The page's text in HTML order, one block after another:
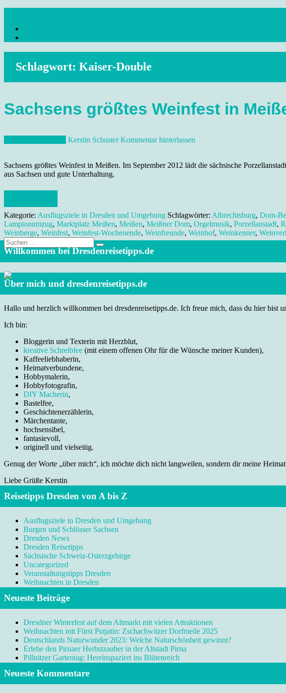
content
Reisetipps Dresden, Sehenswürdigkeiten, Ausflugsziele Sachsen, Veranstaltungen,
Schlagwort: Kaiser-Double
Sachsens größtes Weinfest in
Kerstin Schuster Kommentar hinterlassen
Sachsens größtes Weinfest in Meißen. Im September 2012 lädt die sächsische
aus Sachsen und gute Unterhaltung.
Kategorie: Ausflugsziele in Dresden und Umgebung Schlagwörter: Albrechtsburg, Dom-
Lampionumzug, Marktplatz Meißen, Meißen, Meißner Dom, Orgelmusik, Porzellanstadt,
Weinberge, Weinfest, Weinfest-Wochenende, Weinfreunde, Weinhof, Weinkenner,
Suche
nach:
Willkommen bei Dresdenreisetipps.de
Über mich und dresdenreisetipps.de
Hallo und herzlich willkommen bei dresdenreisetipps.de. Ich freue mich, dass du hier
Ich bin:
Bloggerin und Texterin mit Herzblut,
kreative Schreibfee (mit einem offenen Ohr für die Wünsche meiner Kunden),
Kaffeeliebhaberin,
Heimatverbundene,
Hobbymalerin,
Hobbyfotografin,
DIY Macherin,
Bastelfee,
Geschichtenerzählerin,
Märchentante,
hochsensibel,
fantasievoll,
originell und vielseitig.
Genug der Worte „über mich“, ich möchte dich nicht langweilen, sondern dir meine
Liebe Grüße Kerstin
Reisetipps Dresden von A bis Z
Ausflugsziele in Dresden und Umgebung
Burgen und Schlösser Sachsen
Dresden News
Dresden Reisetipps
Sächsische Schweiz-Osterzgebirge
Uncategorized
Veranstaltungstipps Dresden
Weihnachten in Dresden
Neueste Beiträge
Dresdner Winterfest auf dem Altmarkt mit vielen Attraktionen
Weihnachten mit Fürst Putjatin: Zschachwitzer Dorfmeile 2025
Deutschlands Naturwunder 2023: Welche Naturschönheit gewinnt?
Erlebe den Pirnaer Herbstzauber in der Altstadt Pirna
Pillnitzer Gartentag: Hereinspaziert ins Blütenreich
Neueste Kommentare